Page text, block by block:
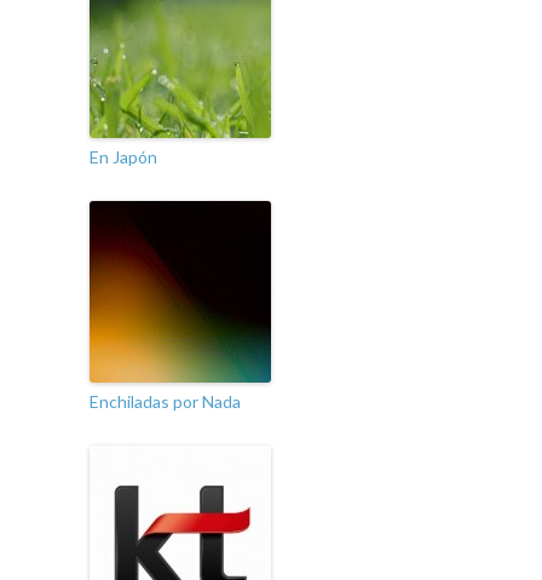
En Japón
Enchiladas por Nada